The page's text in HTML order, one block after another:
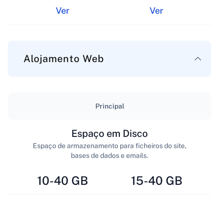
Ver Ver
Alojamento Web
Principal
10-40 GB
Espaço em Disco
Espaço de armazenamento para ficheiros do site,
bases de dados e emails.
15-40 GB